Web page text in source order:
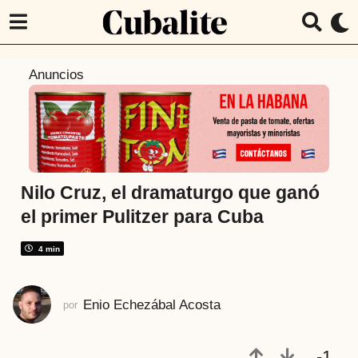
t
á
s
a
ñ
o
Anuncios
Nilo Cruz, el dramaturgo que ganó
el primer Pulitzer para Cuba
4 min
por Enio Echezábal Acosta